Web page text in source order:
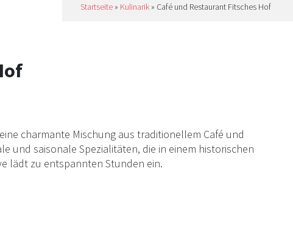
Startseite » Kulinarik » Café und Restaurant Fitsches Hof
charmante Mischung aus traditionellem Café und
und saisonale Spezialitäten, die in einem historischen
lädt zu entspannten Stunden ein.